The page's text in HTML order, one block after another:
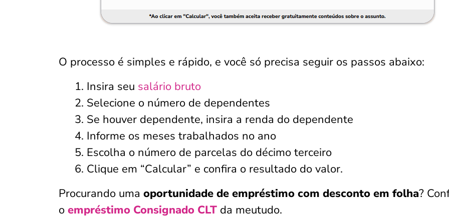
O processo é simples e rápido, e você só precisa seguir os passos abaixo:
Insira seu salário bruto
Selecione o número de dependentes
Se houver dependente, insira a renda do dependente
Informe os meses trabalhados no ano
Escolha o número de parcelas do décimo terceiro
Clique em “Calcular” e confira o resultado do valor.
Procurando uma oportunidade de empréstimo com desconto em folha?
o empréstimo Consignado CLT da meutudo.